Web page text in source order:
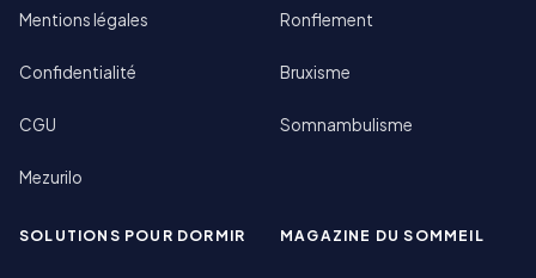
Mentions légales
Confidentialité
CGU
Mezurilo
Ronflement
Bruxisme
Somnambulisme
SOLUTIONS POUR DORMIR MAGAZINE DU SOMMEIL